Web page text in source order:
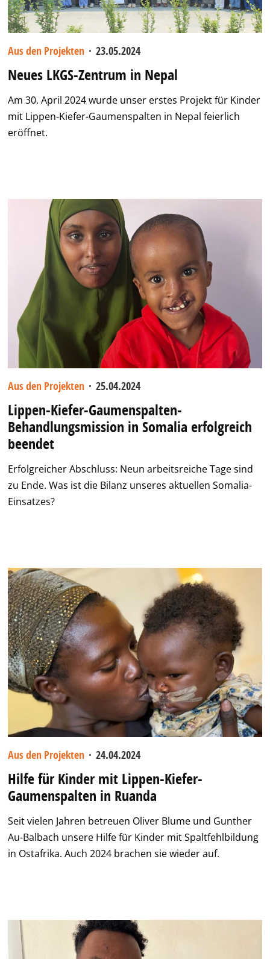
Aus den Projekten · 23.05.2024
Neues LKGS-Zentrum in Nepal
Am 30. April 2024 wurde unser erstes Projekt für Kinder
mit Lippen-Kiefer-Gaumenspalten in Nepal feierlich
eröffnet.
Aus den Projekten · 25.04.2024
Lippen-Kiefer-Gaumenspalten-
Behandlungsmission in Somalia erfolgreich
beendet
Erfolgreicher Abschluss: Neun arbeitsreiche Tage sind
zu Ende. Was ist die Bilanz unseres aktuellen Somalia-
Einsatzes?
Aus den Projekten · 24.04.2024
Hilfe für Kinder mit Lippen-Kiefer-
Gaumenspalten in Ruanda
Seit vielen Jahren betreuen Oliver Blume und Gunther
Au-Balbach unsere Hilfe für Kinder mit Spaltfehlbildung
in Ostafrika. Auch 2024 brachen sie wieder auf.